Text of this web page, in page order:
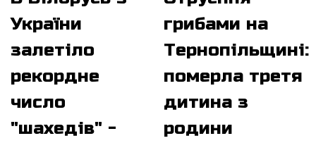
України
залетіло
рекордне
число
"шахедів" -
грибами на
Тернопільщині:
померла третя
дитина з
родини